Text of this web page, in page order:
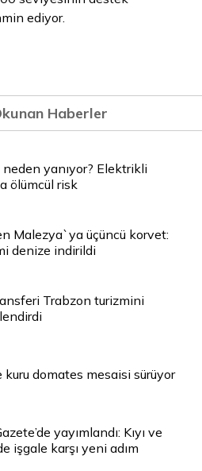
ediyor.
Haberler
yanıyor? Elektrikli
ölümcül risk
Malezya`ya üçüncü korvet:
denize indirildi
Trabzon turizmini
kuru domates mesaisi sürüyor
yayımlandı: Kıyı ve
işgale karşı yeni adım